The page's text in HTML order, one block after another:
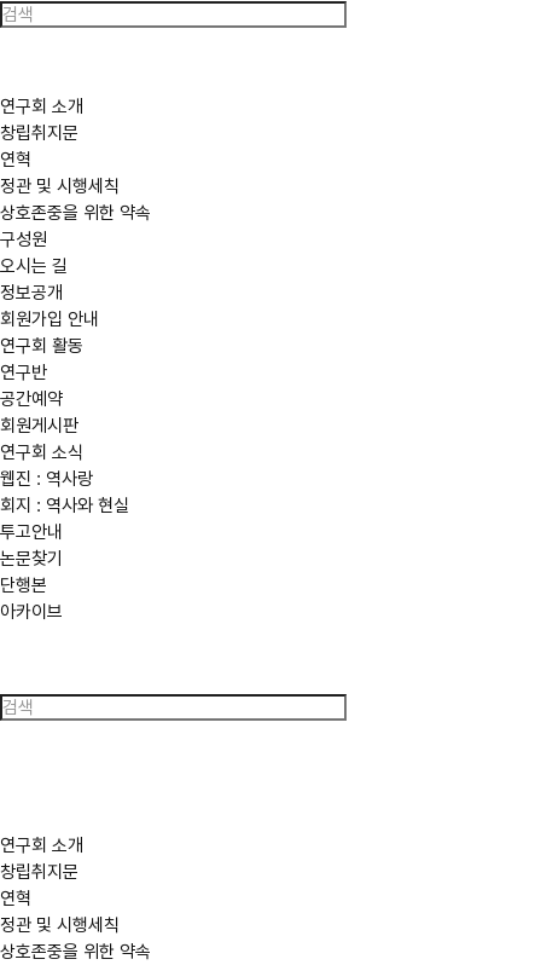
한
국
구
회
연구회 소개
창립취지문
연혁
정관 및 시행세칙
상호존중을 위한 약속
구성원
오시는 길
정보공개
회원가입 안내
연구회 활동
연구반
공간예약
회원게시판
연구회 소식
웹진 : 역사랑
회지 : 역사와 현실
투고안내
논문찾기
단행본
아카이브
연구회 소개
창립취지문
연혁
정관 및 시행세칙
상호존중을 위한 약속